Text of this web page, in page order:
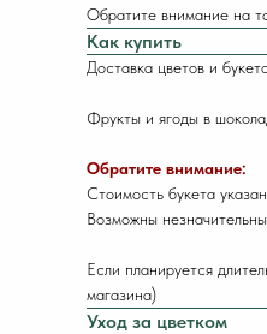
Обратите внимание на
Как купить
Доставка цветов и
Фрукты и ягоды в
Обратите внимание:
Стоимость букета
Возможны
Если планируется
магазина)
Уход за цветком